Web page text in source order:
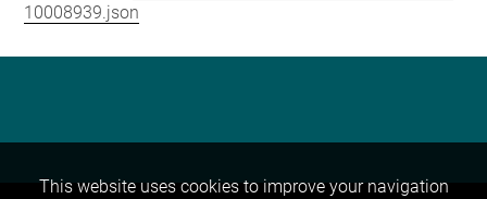
10008939.json
This website uses cookies to improve your navigation